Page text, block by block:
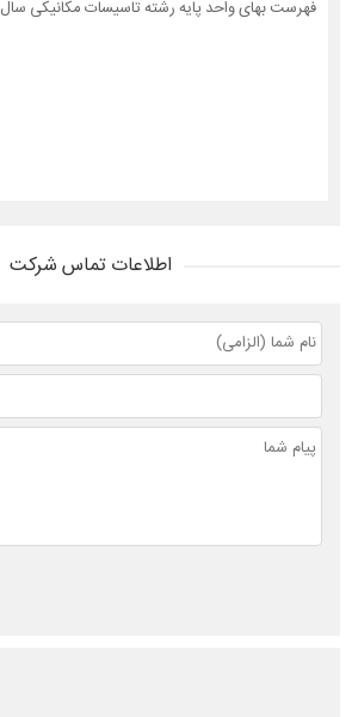
فهرست بهای واحد پایه رشته تاسیسات مکانیکی سال 1400
اطلاعات تماس شرکت